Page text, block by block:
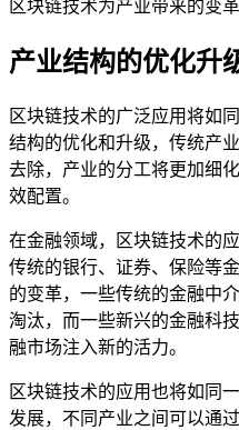
区块链技术为产业带来的变
产业结构的优化升
区块链技术的广泛应用将如
结构的优化和升级，传统产
去除，产业的分工将更加细
效配置。
在金融领域，区块链技术的
传统的银行、证券、保险等
的变革，一些传统的金融中
淘汰，而一些新兴的金融科
融市场注入新的活力。
区块链技术的应用也将如同
发展，不同产业之间可以通